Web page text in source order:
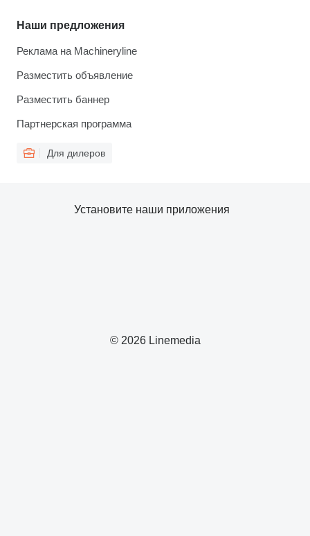
Наши предложения
Реклама на Machineryline
Разместить объявление
Разместить баннер
Партнерская программа
Для дилеров
© 2026 Linemedia
Установите наши приложения